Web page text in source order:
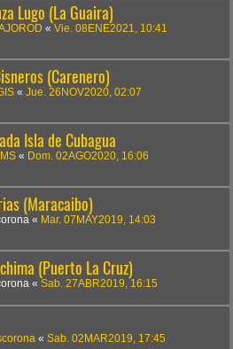
Lugo (La Guaira)
« Vie. 08ENE2021, 10:41
(Carenero)
« Jue. 26NOV2020, 02:07
Isla de Cubagua
« Dom. 02AGO2020, 16:06
(Maracaibo)
« Mar. 07MAY2019, 14:03
(Puerto La Cruz)
« Sab. 27ABR2019, 16:15
« Sab. 02MAR2019, 17:45